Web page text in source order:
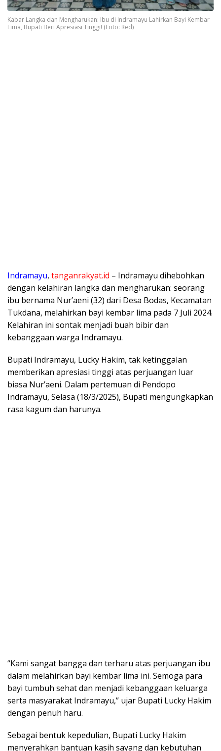
Kabar Langka dan Mengharukan: Ibu di Indramayu Lahirkan Bayi Kembar
Lima, Bupati Beri Apresiasi Tinggi! (Foto: Red)
Indramayu, tanganrakyat.id – Indramayu dihebohkan
dengan kelahiran langka dan mengharukan: seorang
ibu bernama Nur’aeni (32) dari Desa Bodas, Kecamatan
Tukdana, melahirkan bayi kembar lima pada 7 Juli 2024.
Kelahiran ini sontak menjadi buah bibir dan
kebanggaan warga Indramayu.
Bupati Indramayu, Lucky Hakim, tak ketinggalan
memberikan apresiasi tinggi atas perjuangan luar
biasa Nur’aeni. Dalam pertemuan di Pendopo
Indramayu, Selasa (18/3/2025), Bupati mengungkapkan
rasa kagum dan harunya.
“Kami sangat bangga dan terharu atas perjuangan ibu
dalam melahirkan bayi kembar lima ini. Semoga para
bayi tumbuh sehat dan menjadi kebanggaan keluarga
serta masyarakat Indramayu,” ujar Bupati Lucky Hakim
dengan penuh haru.
Sebagai bentuk kepedulian, Bupati Lucky Hakim
menyerahkan bantuan kasih sayang dan kebutuhan